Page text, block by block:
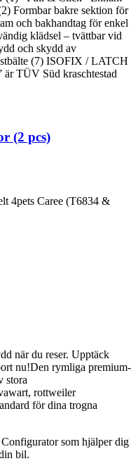
Formbar bakre sektion för
och bakhandtag för enkel
klädsel – tvättbar vid
och skydd av
(7) ISOFIX / LATCH
är TÜV Süd kraschtestad
(2 pcs)
4pets Caree (T6834 &
när du reser. Upptäck
nu!Den rymliga premium-
stora
, rottweiler
för dina trogna
som hjälper dig
bil.